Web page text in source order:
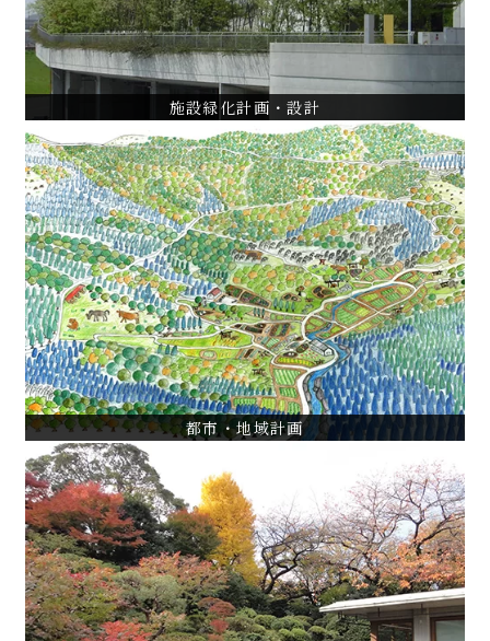
施設緑化計画・設計
VIEW ALL
都市・地域計画
都市・地域計画
横浜市神奈川区緑の活用調査
山形県飯豊町道の駅物産館周辺土地利用基本構想
ツシマヤマネコと共生する地域社会づくり
VIEW ALL
庭園
旧秋田藩主佐竹氏別邸（如斯亭）庭園修復設計・監理
港区指定名勝旧岩崎庭園保存管理計画
練馬区牧野記念庭園植生保全管理計画